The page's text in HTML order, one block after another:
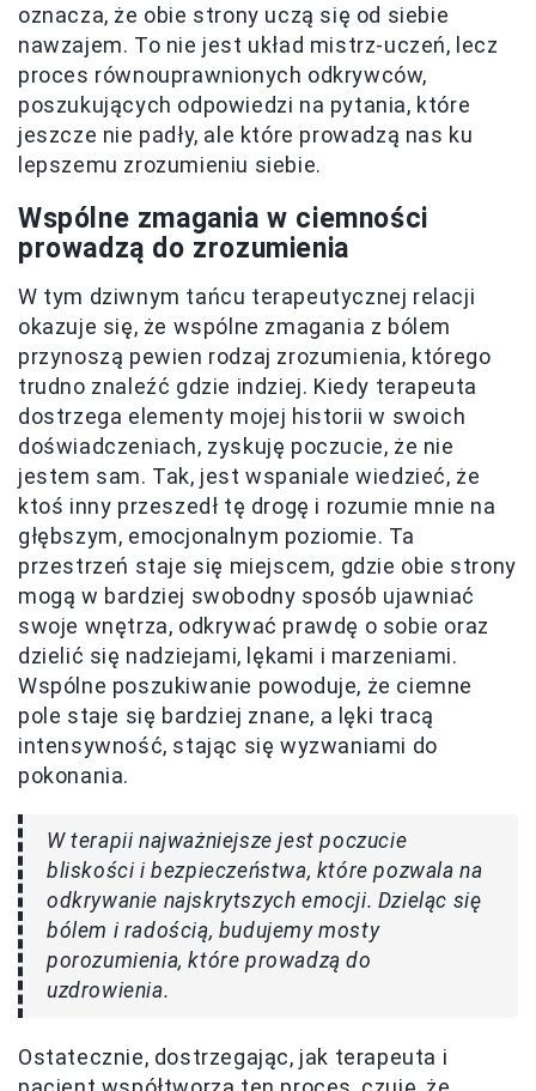
oznacza, że obie strony uczą się od siebie
nawzajem. To nie jest układ mistrz-uczeń, lecz
proces równouprawnionych odkrywców,
poszukujących odpowiedzi na pytania, które
jeszcze nie padły, ale które prowadzą nas ku
lepszemu zrozumieniu siebie.
Wspólne zmagania w ciemności
prowadzą do zrozumienia
W tym dziwnym tańcu terapeutycznej relacji
okazuje się, że wspólne zmagania z bólem
przynoszą pewien rodzaj zrozumienia, którego
trudno znaleźć gdzie indziej. Kiedy terapeuta
dostrzega elementy mojej historii w swoich
doświadczeniach, zyskuję poczucie, że nie
jestem sam. Tak, jest wspaniale wiedzieć, że
ktoś inny przeszedł tę drogę i rozumie mnie na
głębszym, emocjonalnym poziomie. Ta
przestrzeń staje się miejscem, gdzie obie strony
mogą w bardziej swobodny sposób ujawniać
swoje wnętrza, odkrywać prawdę o sobie oraz
dzielić się nadziejami, lękami i marzeniami.
Wspólne poszukiwanie powoduje, że ciemne
pole staje się bardziej znane, a lęki tracą
intensywność, stając się wyzwaniami do
pokonania.
W terapii najważniejsze jest poczucie
bliskości i bezpieczeństwa, które pozwala na
odkrywanie najskrytszych emocji. Dzieląc się
bólem i radością, budujemy mosty
porozumienia, które prowadzą do
uzdrowienia.
Ostatecznie, dostrzegając, jak terapeuta i